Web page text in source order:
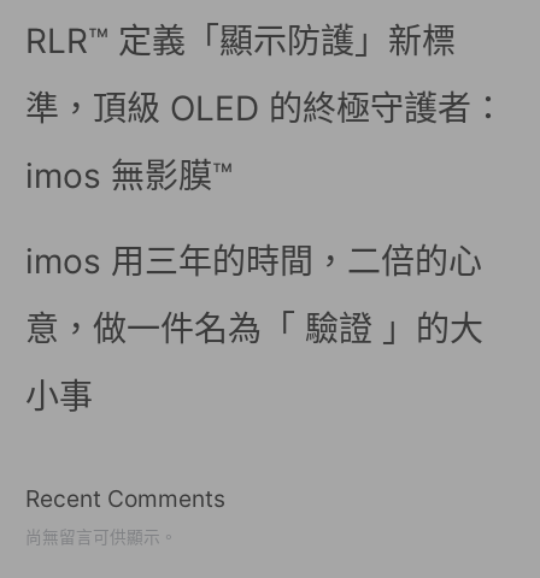
RLR™ 定義「顯示防護」新標
準，頂級 OLED 的終極守護者：
imos 無影膜™
imos 用三年的時間，二倍的心
意，做一件名為「 驗證 」的大
小事
Recent Comments
尚無留言可供顯示。